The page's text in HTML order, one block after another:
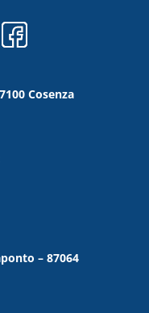
Cosenza
– 87064